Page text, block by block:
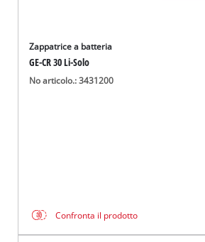
Zappatrice a batteria
GE-CR 30 Li-Solo
No articolo.: 3431200
Confronta il prodotto